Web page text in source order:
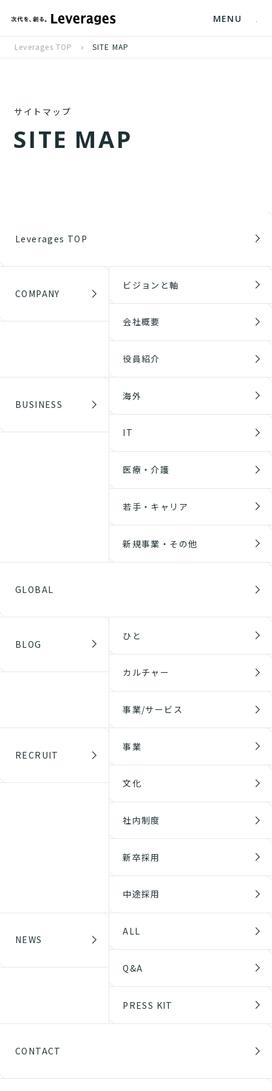
MENU
Leverages TOP SITE MAP
サイトマップ
SITE MAP
Leverages TOP
COMPANY
ビジョンと軸
会社概要
役員紹介
BUSINESS
海外
IT
医療・介護
若手・キャリア
新規事業・その他
GLOBAL
BLOG
ひと
カルチャー
事業/サービス
RECRUIT
事業
文化
社内制度
新卒採用
中途採用
NEWS
ALL
Q&A
PRESS KIT
CONTACT